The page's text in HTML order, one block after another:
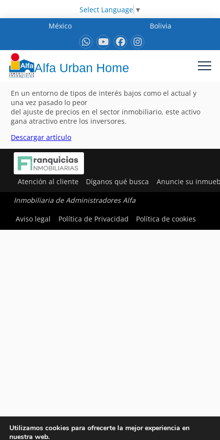
Select Language ▼
México
Bolivia
Alfa Urban Home
En un entorno de tipos de interés bajos como el actual y
una vez pasado lo peor
del ajuste de precios en el sector inmobiliario, este activo
gana atractivo entre los inversores.
Descargar artículo
Atención al cliente Díganos qué busca Anuncie su
Inmobiliaria de Administradores Alfa
Aviso legal
Política de Privacidad Política de cookies
Utilizamos cookies para ofrecerte la mejor experiencia en
nuestra web.